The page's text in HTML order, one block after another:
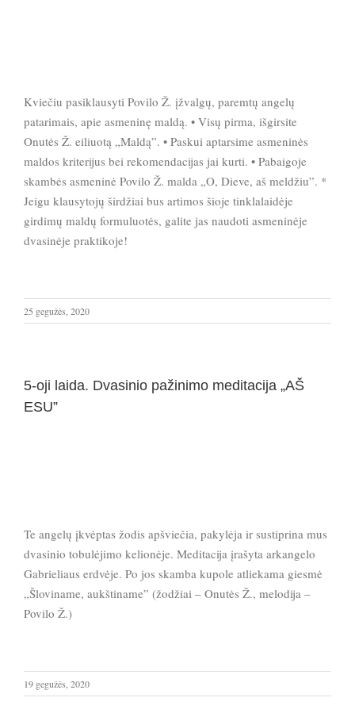
Kviečiu pasiklausyti Povilo Ž. įžvalgų, paremtų angelų
patarimais, apie asmeninę maldą. • Visų pirma, išgirsite
Onutės Ž. eiliuotą „Maldą”. • Paskui aptarsime asmeninės
maldos kriterijus bei rekomendacijas jai kurti. • Pabaigoje
skambės asmeninė Povilo Ž. malda „O, Dieve, aš meldžiu”. *
Jeigu klausytojų širdžiai bus artimos šioje tinklalaidėje
girdimų maldų formuluotės, galite jas naudoti asmeninėje
dvasinėje praktikoje!
25 gegužės, 2020
5-oji laida. Dvasinio pažinimo meditacija „AŠ
ESU”
Te angelų įkvėptas žodis apšviečia, pakylėja ir sustiprina mus
dvasinio tobulėjimo kelionėje. Meditacija įrašyta arkangelo
Gabrieliaus erdvėje. Po jos skamba kupole atliekama giesmė
„Šloviname, aukštiname” (žodžiai – Onutės Ž., melodija –
Povilo Ž.)
19 gegužės, 2020